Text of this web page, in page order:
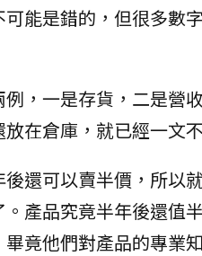
可能是錯的，但很多
，一是存貨，二是營
在倉庫，就已經一文
還可以賣半價，所以
產品究竟半年後還值
竟他們對產品的專業